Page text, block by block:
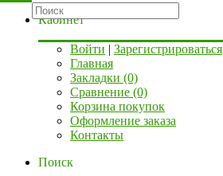
Кабинет
Войти | Зарегистрироваться
Главная
Закладки (0)
Сравнение (0)
Корзина покупок
Оформление заказа
Контакты
Поиск